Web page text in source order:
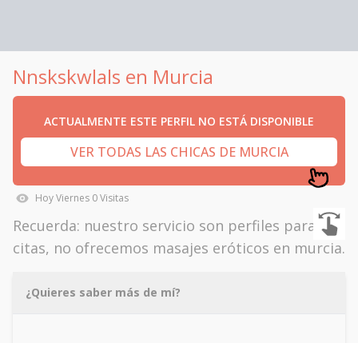
Nnskskwlals en Murcia
ACTUALMENTE ESTE PERFIL NO ESTÁ DISPONIBLE
VER TODAS LAS CHICAS DE MURCIA
HoyViernes 0Visitas
Recuerda: nuestro servicio son perfiles para
citas, no ofrecemos masajes eróticos en murcia.
¿Quieres saber más de mí?